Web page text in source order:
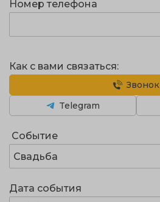
Номер телефона
Событие
Свадьба
Дата события
Как с вами связаться:
Звонок
Telegram